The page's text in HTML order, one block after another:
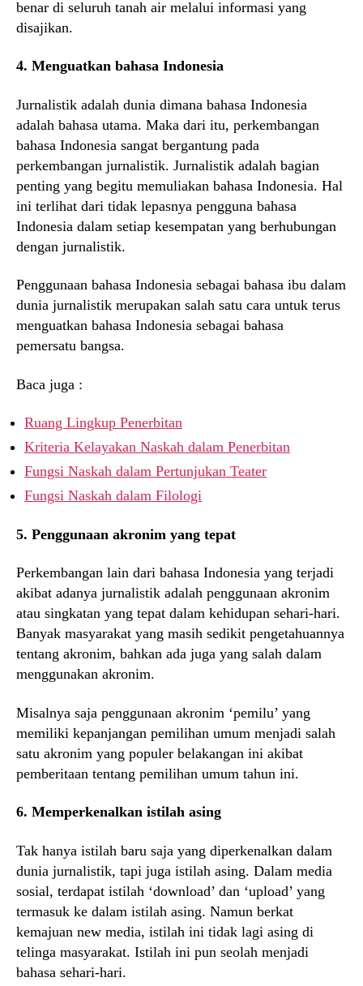
benar di seluruh tanah air melalui informasi yang
disajikan.
4. Menguatkan bahasa Indonesia
Jurnalistik adalah dunia dimana bahasa Indonesia
adalah bahasa utama. Maka dari itu, perkembangan
bahasa Indonesia sangat bergantung pada
perkembangan jurnalistik. Jurnalistik adalah bagian
penting yang begitu memuliakan bahasa Indonesia. Hal
ini terlihat dari tidak lepasnya pengguna bahasa
Indonesia dalam setiap kesempatan yang berhubungan
dengan jurnalistik.
Penggunaan bahasa Indonesia sebagai bahasa ibu dalam
dunia jurnalistik merupakan salah satu cara untuk terus
menguatkan bahasa Indonesia sebagai bahasa
pemersatu bangsa.
Baca juga :
Ruang Lingkup Penerbitan
Kriteria Kelayakan Naskah dalam Penerbitan
Fungsi Naskah dalam Pertunjukan Teater
Fungsi Naskah dalam Filologi
5. Penggunaan akronim yang tepat
Perkembangan lain dari bahasa Indonesia yang terjadi
akibat adanya jurnalistik adalah penggunaan akronim
atau singkatan yang tepat dalam kehidupan sehari-hari.
Banyak masyarakat yang masih sedikit pengetahuannya
tentang akronim, bahkan ada juga yang salah dalam
menggunakan akronim.
Misalnya saja penggunaan akronim ‘pemilu’ yang
memiliki kepanjangan pemilihan umum menjadi salah
satu akronim yang populer belakangan ini akibat
pemberitaan tentang pemilihan umum tahun ini.
6. Memperkenalkan istilah asing
Tak hanya istilah baru saja yang diperkenalkan dalam
dunia jurnalistik, tapi juga istilah asing. Dalam media
sosial, terdapat istilah ‘download’ dan ‘upload’ yang
termasuk ke dalam istilah asing. Namun berkat
kemajuan new media, istilah ini tidak lagi asing di
telinga masyarakat. Istilah ini pun seolah menjadi
bahasa sehari-hari.